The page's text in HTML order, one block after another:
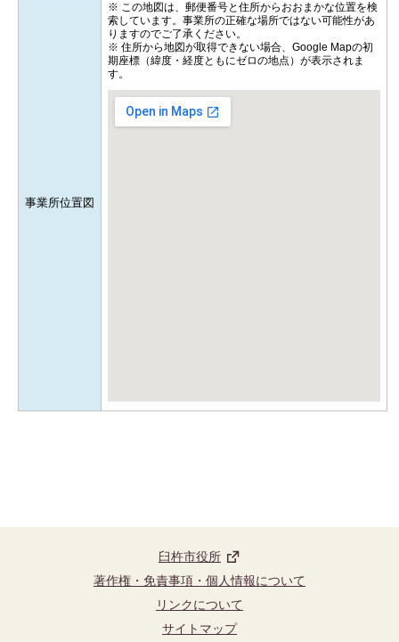
事業所位置図
※ この地図は、郵便番号と住所からおおまかな位置を検
索しています。事業所の正確な場所ではない可能性があ
りますのでご了承ください。
※ 住所から地図が取得できない場合、Google Mapの初
期座標（緯度・経度ともにゼロの地点）が表示されま
す。
臼杵市役所
著作権・免責事項・個人情報について
リンクについて
サイトマップ